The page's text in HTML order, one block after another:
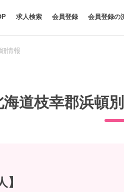
求人検索 会員登録 会員登録の
情報
海道枝幸郡浜頓
】